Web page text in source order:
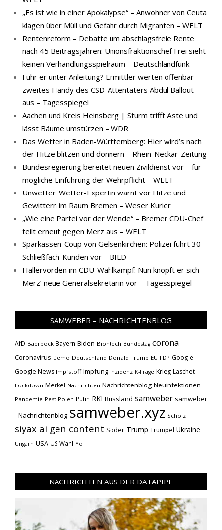
„Es ist wie in einer Apokalypse“ – Anwohner von Ceuta
klagen über Müll und Gefahr durch Migranten – WELT
Rentenreform – Debatte um abschlagsfreie Rente
nach 45 Beitragsjahren: Unionsfraktionschef Frei sieht
keinen Verhandlungsspielraum – Deutschlandfunk
Fuhr er unter Anleitung? Ermittler werten offenbar
zweites Handy des CSD-Attentäters Abdul Ballout
aus – Tagesspiegel
Aachen und Kreis Heinsberg | Sturm trifft Äste und
lässt Bäume umstürzen – WDR
Das Wetter in Baden-Württemberg: Hier wird’s nach
der Hitze blitzen und donnern – Rhein-Neckar-Zeitung
Bundesregierung bereitet neuen Zivildienst vor – für
mögliche Einführung der Wehrpflicht – WELT
Unwetter: Wetter-Expertin warnt vor Hitze und
Gewittern im Raum Bremen – Weser Kurier
„Wie eine Partei vor der Wende“ – Bremer CDU-Chef
teilt erneut gegen Merz aus – WELT
Sparkassen-Coup von Gelsenkirchen: Polizei führt 30
Schließfach-Kunden vor – BILD
Hallervorden im CDU-Wahlkampf: Nun knöpft er sich
Merz’ neue Generalsekretärin vor – Tagesspiegel
SAMWEBER – NACHRICHTENBLOG
AfD Baerbock Bayern Biden Biontech Bundestag corona
Coronavirus Demo Deutschland Donald Trump EU FDP Google
Google News Impfstoff Impfung Inzidenz K-Frage Krieg Laschet
Lockdown Merkel Nachrichten Nachrichtenblog Neuinfektionen
Pandemie Pest Polen Putin RKI Russland samweber samweber
- Nachrichtenblog samweber.xyz Scholz
siyax ai gen content Söder Trump Trumpel Ukraine
Ungarn USA US Wahl Yo
NACHRICHTEN AUS DER DATAPIPE